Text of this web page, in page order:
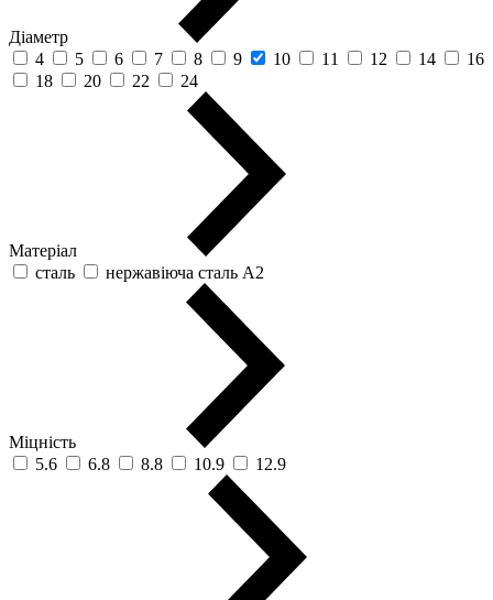
Діаметр
4
5 6 7 8 9 10 11 12 14
16
18
20 22 24
Матеріал
сталь
нержавіюча сталь А2
Міцність
5.6
6.8 8.8 10.9 12.9